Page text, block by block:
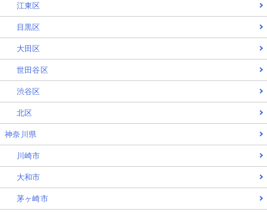
江東区
目黒区
大田区
世田谷区
渋谷区
北区
神奈川県
川崎市
大和市
茅ヶ崎市